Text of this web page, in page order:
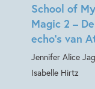
School of
Magic 2 – De
echo’s van
Jennifer Alice
Isabelle Hirtz